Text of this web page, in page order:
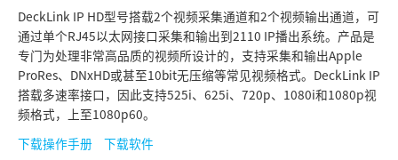
India
Italy
Japan
Korea
DeckLink IP HD型号搭载2个视频采集通道和2个视频输出通道，可
通过单个RJ45以太网接口采集和输出到2110 IP播出系统。产品是
专门为处理非常高品质的视频所设计的，支持采集和输出Apple
ProRes、DNxHD或甚至10bit无压缩等常见视频格式。DeckLink IP
搭载多速率接口，因此支持525i、625i、720p、1080i和1080p视
频格式，上至1080p60。
下载操作手册
下载软件